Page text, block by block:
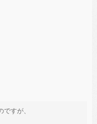
すが、